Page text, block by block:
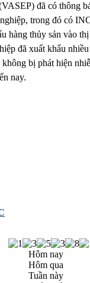
đã có thông
trong đó có
hàng thủy sản vào
đã xuất khẩu
bị phát hiện
nay.
Hôm nay
Hôm qua
Tuần này